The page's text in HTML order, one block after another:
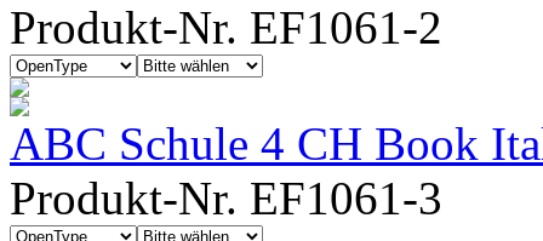
Produkt-Nr. EF1061-2
ABC Schule 4 CH Book
Produkt-Nr. EF1061-3